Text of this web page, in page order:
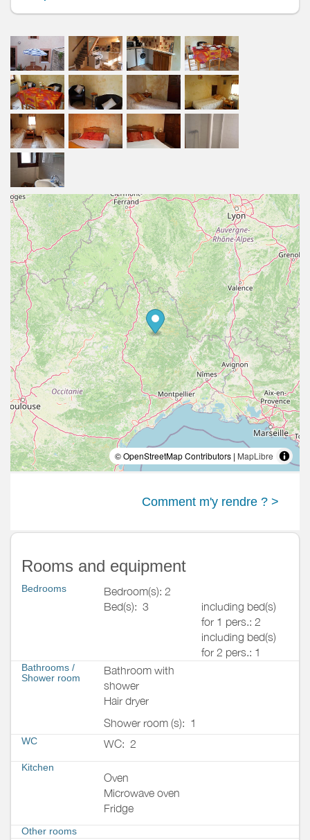
© OpenStreetMap Contributors | MapLibre
Comment m'y rendre ? >
Rooms and equipment
Bedrooms
Bedroom(s): 2
Bed(s): 3
including bed(s)
for 1 pers.: 2
including bed(s)
for 2 pers.: 1
Bathrooms /
Shower room
Bathroom with
shower
Hair dryer
Shower room (s): 1
WC WC: 2
Kitchen
Oven
Microwave oven
Fridge
Other rooms